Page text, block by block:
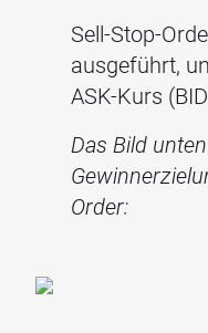
Sell-Stop-
ausgeführt,
ASK-Kurs
Das Bild
Order: